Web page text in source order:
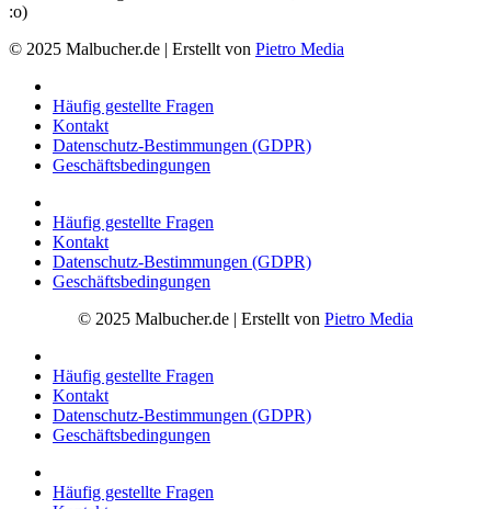
:o)
© 2025 Malbucher.de | Erstellt von Pietro Media
Häufig gestellte Fragen
Kontakt
Datenschutz-Bestimmungen (GDPR)
Geschäftsbedingungen
Häufig gestellte Fragen
Kontakt
Datenschutz-Bestimmungen (GDPR)
Geschäftsbedingungen
© 2025 Malbucher.de | Erstellt von Pietro Media
Häufig gestellte Fragen
Kontakt
Datenschutz-Bestimmungen (GDPR)
Geschäftsbedingungen
Häufig gestellte Fragen